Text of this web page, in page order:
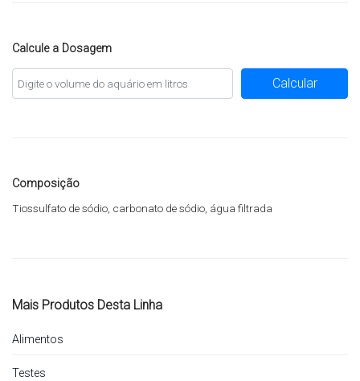
Calcule a Dosagem
Calcular
Composição
Tiossulfato de sódio, carbonato de sódio, água filtrada
Mais Produtos Desta Linha
Alimentos
Testes